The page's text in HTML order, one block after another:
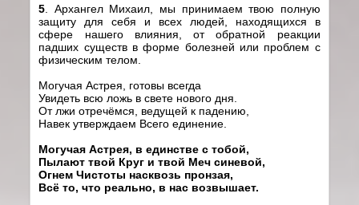
5
Архангел Михаил, мы принимаем твою полную
защиту для себя и всех людей, находящихся в
сфере нашего влияния, от обратной реакции
падших существ в форме болезней или проблем с
физическим телом.
Могучая Астрея, готовы всегда
Увидеть всю ложь в свете нового дня.
От лжи отречёмся, ведущей к падению,
Навек утверждаем Всего единение.
Могучая Астрея, в единcтве с тобой,
Пылают твой Круг и твой Меч синевой,
Огнем Чистоты насквозь пронзая,
Всё то, что реально, в нас возвышает.